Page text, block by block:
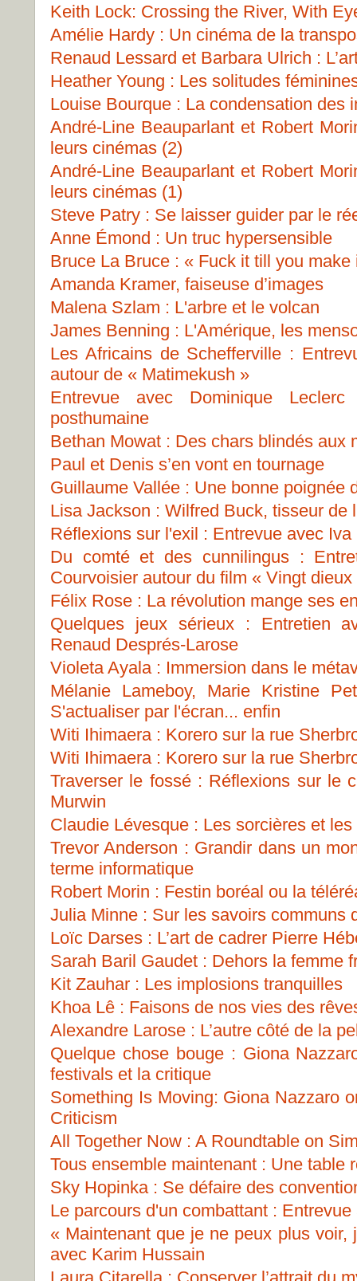
Keith Lock: Crossing the River, With
Amélie Hardy : Un cinéma de la
Renaud Lessard et Barbara Ulrich :
Heather Young : Les solitudes
Louise Bourque : La condensation des
André-Line Beauparlant et Robert
leurs cinémas (2)
André-Line Beauparlant et Robert
leurs cinémas (1)
Steve Patry : Se laisser guider par le
Anne Émond : Un truc hypersensible
Bruce La Bruce : « Fuck it till you make
Amanda Kramer, faiseuse d’images
Malena Szlam : L'arbre et le volcan
James Benning : L'Amérique, les
Les Africains de Schefferville :
autour de « Matimekush »
Entrevue avec Dominique
posthumaine
Bethan Mowat : Des chars blindés aux
Paul et Denis s’en vont en tournage
Guillaume Vallée : Une bonne poignée
Lisa Jackson : Wilfred Buck, tisseur de
Réflexions sur l'exil : Entrevue avec
Du comté et des cunnilingus :
Courvoisier autour du film « Vingt dieux
Félix Rose : La révolution mange ses
Quelques jeux sérieux : Entretien
Renaud Després-Larose
Violeta Ayala : Immersion dans le
Mélanie Lameboy, Marie Kristine
S'actualiser par l'écran... enfin
Witi Ihimaera : Korero sur la rue
Witi Ihimaera : Korero sur la rue
Traverser le fossé : Réflexions sur le
Murwin
Claudie Lévesque : Les sorcières et
Trevor Anderson : Grandir dans un
terme informatique
Robert Morin : Festin boréal ou la
Julia Minne : Sur les savoirs communs
Loïc Darses : L’art de cadrer Pierre
Sarah Baril Gaudet : Dehors la femme
Kit Zauhar : Les implosions tranquilles
Khoa Lê : Faisons de nos vies des
Alexandre Larose : L’autre côté de la
Quelque chose bouge : Giona
festivals et la critique
Something Is Moving: Giona Nazzaro
Criticism
All Together Now : A Roundtable on
Tous ensemble maintenant : Une table
Sky Hopinka : Se défaire des
Le parcours d'un combattant :
« Maintenant que je ne peux plus voir,
avec Karim Hussain